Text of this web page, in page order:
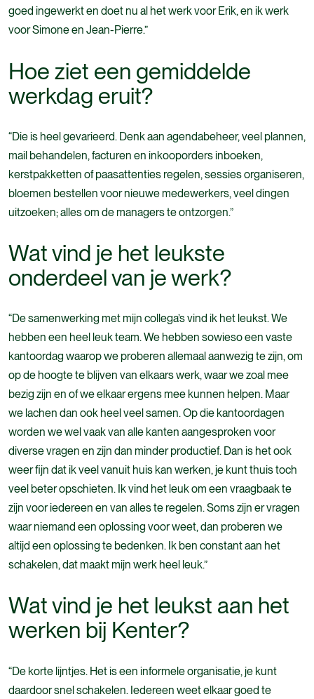
goed ingewerkt en doet nu al het werk voor Erik, en ik werk
voor Simone en Jean-Pierre.”
Hoe ziet een gemiddelde
werkdag eruit?
“Die is heel gevarieerd. Denk aan agendabeheer, veel plannen,
mail behandelen, facturen en inkooporders inboeken,
kerstpakketten of paasattenties regelen, sessies organiseren,
bloemen bestellen voor nieuwe medewerkers, veel dingen
uitzoeken; alles om de managers te ontzorgen.”
Wat vind je het leukste
onderdeel van je werk?
“De samenwerking met mijn collega’s vind ik het leukst. We
hebben een heel leuk team. We hebben sowieso een vaste
kantoordag waarop we proberen allemaal aanwezig te zijn, om
op de hoogte te blijven van elkaars werk, waar we zoal mee
bezig zijn en of we elkaar ergens mee kunnen helpen. Maar
we lachen dan ook heel veel samen. Op die kantoordagen
worden we wel vaak van alle kanten aangesproken voor
diverse vragen en zijn dan minder productief. Dan is het ook
weer fijn dat ik veel vanuit huis kan werken, je kunt thuis toch
veel beter opschieten. Ik vind het leuk om een vraagbaak te
zijn voor iedereen en van alles te regelen. Soms zijn er vragen
waar niemand een oplossing voor weet, dan proberen we
altijd een oplossing te bedenken. Ik ben constant aan het
schakelen, dat maakt mijn werk heel leuk.”
Wat vind je het leukst aan het
werken bij Kenter?
“De korte lijntjes. Het is een informele organisatie, je kunt
daardoor snel schakelen. Iedereen weet elkaar goed te